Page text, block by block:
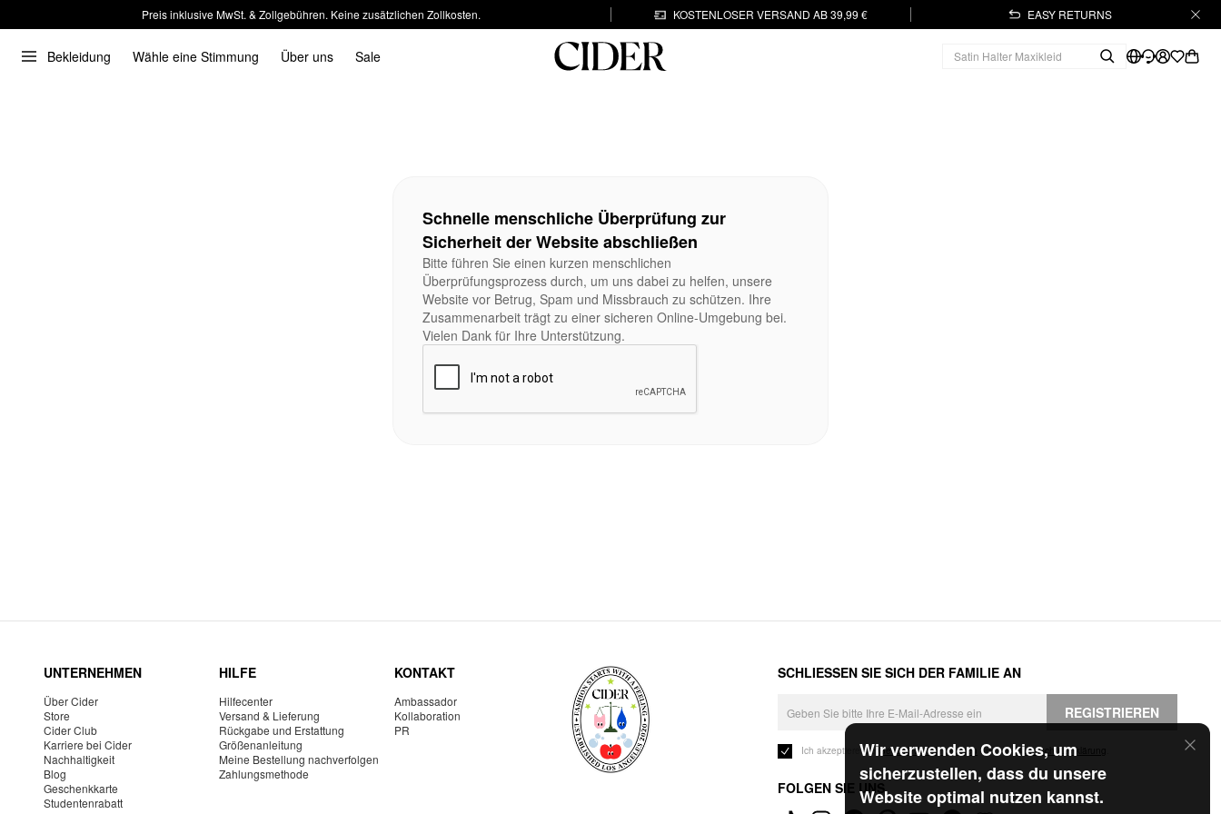
Preis inklusive MwSt. & Zollgebühren. Keine zusätzlichen Zollkosten. KOSTENLOSER VERSAND AB 39,99 € EASY RETURNS
Bekleidung Wähle eine Stimmung Über uns Sale
Wir verwenden Cookies, um
sicherzustellen, dass du unsere
Website optimal nutzen kannst.
Schnelle menschliche Überprüfung zur
Sicherheit der Website abschließen
Bitte führen Sie einen kurzen menschlichen
Überprüfungsprozess durch, um uns dabei zu helfen, unsere
Website vor Betrug, Spam und Missbrauch zu schützen. Ihre
Zusammenarbeit trägt zu einer sicheren Online-Umgebung bei.
Vielen Dank für Ihre Unterstützung.
UNTERNEHMEN
Über Cider
Store
Cider Club
Karriere bei Cider
Nachhaltigkeit
Blog
Geschenkkarte
Studentenrabatt
HILFE
Hilfecenter
Versand & Lieferung
Rückgabe und Erstattung
Größenanleitung
Meine Bestellung nachverfolgen
Zahlungsmethode
KONTAKT
Ambassador
Kollaboration
PR
SCHLIESSEN SIE SICH DER FAMILIE AN
REGISTRIEREN
Ich akzeptiere dieGeschäftsbedingungen und die Datenschutzerklärung
FOLGEN SIE UNS